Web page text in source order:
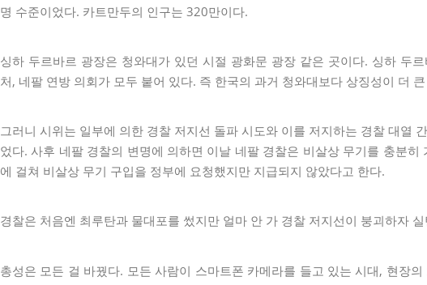
명 수준이었다. 카트만두의 인구는 320만이다.
싱하 두르바르 광장은 청와대가 있던 시절 광화문 광장 같은 곳이다. 싱하 두
처, 네팔 연방 의회가 모두 붙어 있다. 즉 한국의 과거 청와대보다 상징성이 더
그러니 시위는 일부에 의한 경찰 저지선 돌파 시도와 이를 저지하는 경찰 대열
었다. 사후 네팔 경찰의 변명에 의하면 이날 네팔 경찰은 비살상 무기를 충분히
에 걸쳐 비살상 무기 구입을 정부에 요청했지만 지급되지 않았다고 한다.
경찰은 처음엔 최루탄과 물대포를 썼지만 얼마 안 가 경찰 저지선이 붕괴하자
총성은 모든 걸 바꿨다. 모든 사람이 스마트폰 카메라를 들고 있는 시대, 현장